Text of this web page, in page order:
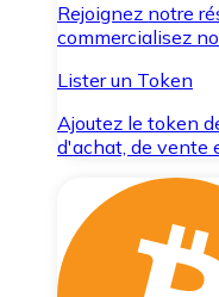
Rejoignez notre
commercialisez
Lister un Token
Ajoutez le token
d'achat, de vente